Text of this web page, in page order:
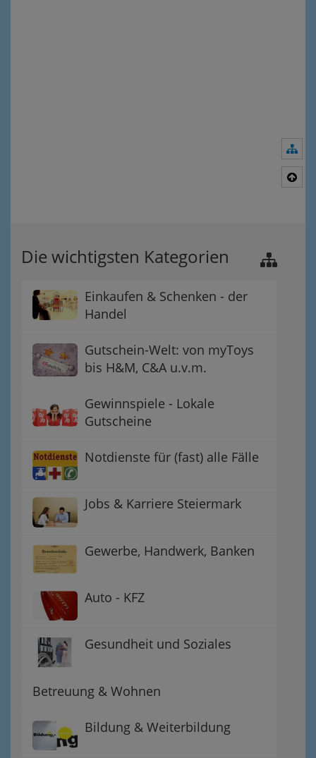
Die wichtigsten Kategorien
Einkaufen & Schenken - der
Handel
Gutschein-Welt: von myToys
bis H&M, C&A u.v.m.
Gewinnspiele - Lokale
Gutscheine
Notdienste für (fast) alle Fälle
Jobs & Karriere Steiermark
Gewerbe, Handwerk, Banken
Auto - KFZ
Gesundheit und Soziales
Betreuung & Wohnen
Bildung & Weiterbildung